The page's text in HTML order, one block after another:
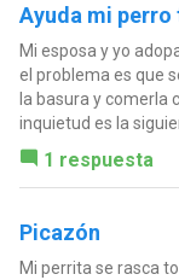
Ayuda mi perro
Mi esposa y yo
el problema es que
la basura y comerla
inquietud es la
1 respuesta
Picazón
Mi perrita se rasca